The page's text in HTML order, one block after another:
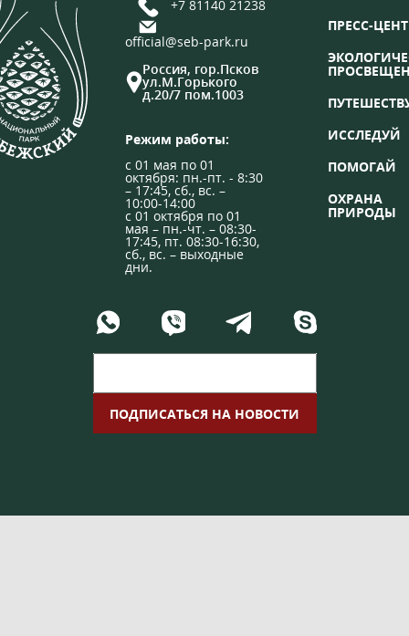
+7 81140 21238
official@seb-park.ru
Россия, гор.Псков
ул.М.Горького
д.20/7 пом.1003
Режим работы:
с 01 мая по 01
октября: пн.-пт. - 8:30
– 17:45, сб., вс. –
10:00-14:00
с 01 октября по 01
мая – пн.-чт. – 08:30-
17:45, пт. 08:30-16:30,
сб., вс. – выходные
дни.
ПРЕСС-
ИССЛЕДУЙ
ПОМОГАЙ
ОХРАНА
ПРИРОДЫ